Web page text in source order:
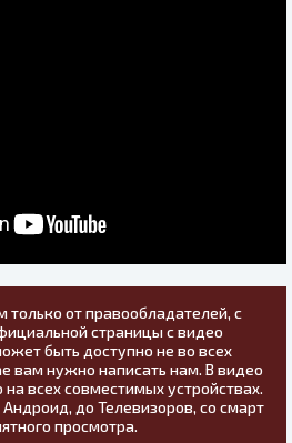
от правообладателей, с
страницы с видео
быть доступно не во всех
вам нужно написать нам. В видео
всех совместимых устройствах.
до Телевизоров, со смарт
просмотра.